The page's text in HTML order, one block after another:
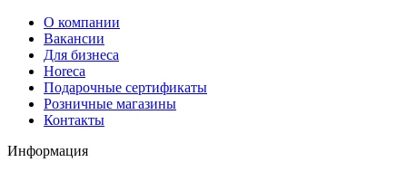
О компании
Вакансии
Для бизнеса
Horeca
Подарочные сертификаты
Розничные магазины
Контакты
Информация